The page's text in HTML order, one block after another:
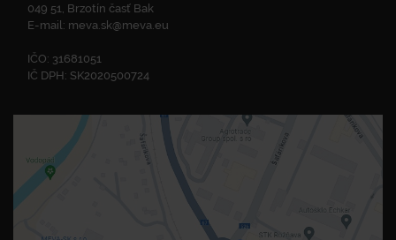
049 51, Brzotín časť Bak
E-mail: meva.sk@meva.eu
IČO: 31681051
IČ DPH: SK2020500724